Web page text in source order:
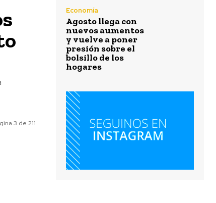
3 de 211
Economía
Agosto llega con
nuevos aumentos
y vuelve a poner
presión sobre el
bolsillo de los
hogares